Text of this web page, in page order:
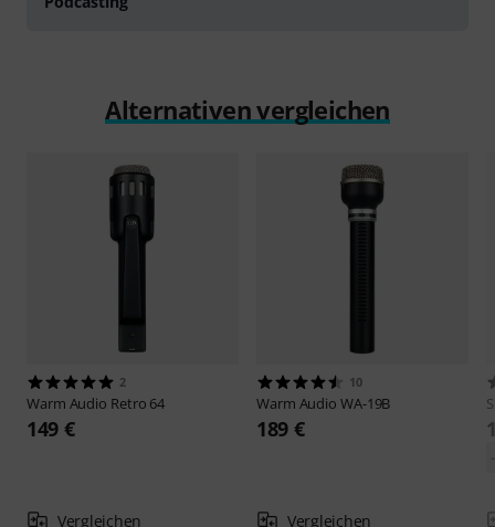
Alternativen vergleichen
2
Warm Audio Retro 64
149 €
Vergleichen
10
Warm Audio WA-19B
189 €
Vergleichen